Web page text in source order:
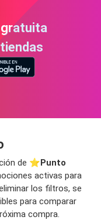
gratuita
de ⭐️Punto
activas para
los filtros, se
para comparar
compra.